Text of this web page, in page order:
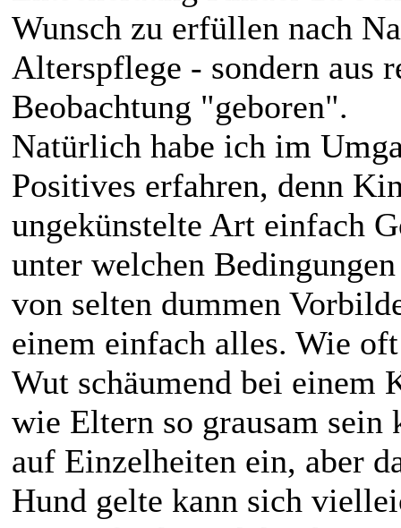
Wunsch zu erfüllen nach
Alterspflege - sondern aus
Beobachtung "geboren".
Natürlich habe ich im
Positives erfahren, denn
ungekünstelte Art einfach
unter welchen
von selten dummen
einem einfach alles. Wie
Wut schäumend bei einem
wie Eltern so grausam sein
auf Einzelheiten ein, aber
Hund gelte kann sich